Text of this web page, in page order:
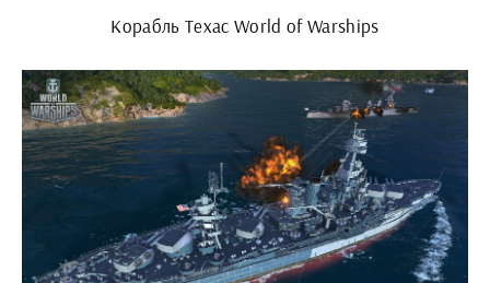
Корабль Техас World of Warships